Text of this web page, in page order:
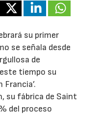
su primer
se señala desde
de
tiempo su
Francia’.
su fábrica de Saint
del proceso